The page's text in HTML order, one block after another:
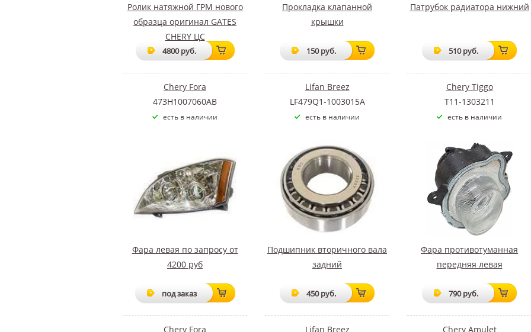
Ролик натяжной ГРМ нового
образца оригинал GATES
CHERY ЦС
4800 руб.
Chery Fora
473H1007060AB
есть в наличии
Прокладка клапанной
крышки
150 руб.
Lifan Breez
LF479Q1-1003015A
есть в наличии
Патрубок радиатора нижний
510 руб.
Chery Tiggo
T11-1303211
есть в наличии
Фара левая по запросу от
4200 руб
под заказ
Chery Fora
Подшипник вторичного вала
задний
450 руб.
Lifan Breez
Фара противотуманная
передняя левая
790 руб.
Chery Amulet